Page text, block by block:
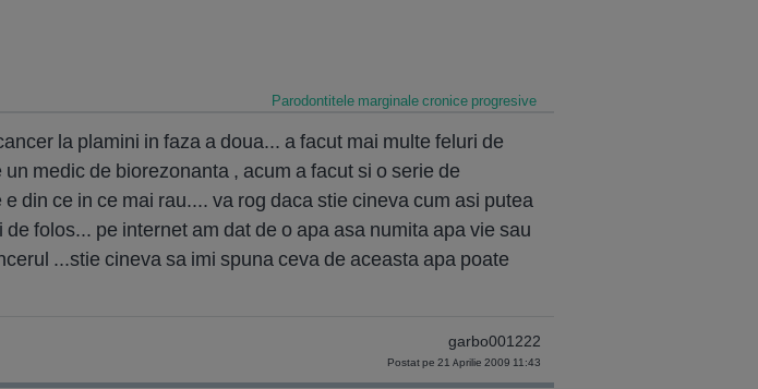
Parodontitele marginale cronice progresive
la plamini in faza a doua... a facut mai multe feluri de
medic de biorezonanta , acum a facut si o serie de
din ce in ce mai rau.... va rog daca stie cineva cum asi putea
folos... pe internet am dat de o apa asa numita apa vie sau
...stie cineva sa imi spuna ceva de aceasta apa poate
garbo001222
Postat pe 21 Aprilie 2009 11:43